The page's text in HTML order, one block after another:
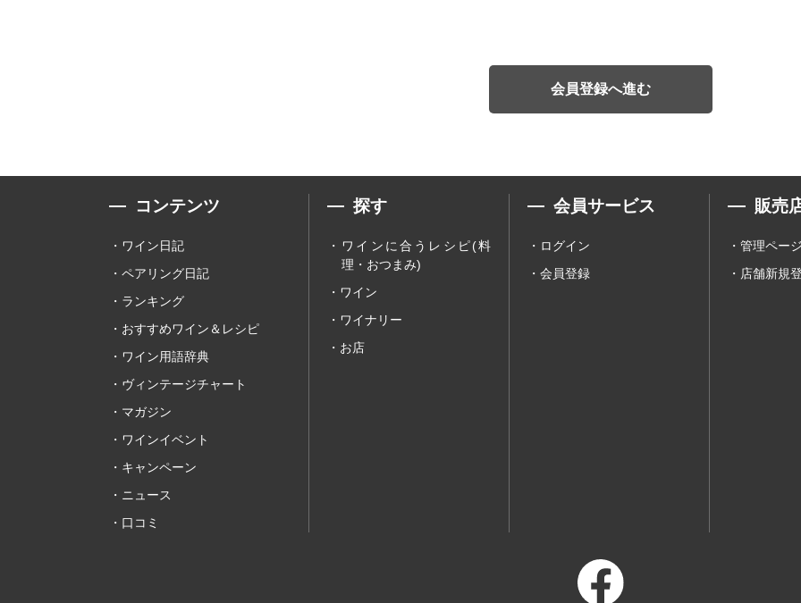
会員登録へ進む
コンテンツ
ワイン日記
ペアリング日記
ランキング
おすすめワイン＆レシピ
ワイン用語辞典
ヴィンテージチャート
マガジン
ワインイベント
キャンペーン
ニュース
口コミ
探す
ワインに合うレシピ(料
理・おつまみ)
ワイン
ワイナリー
お店
会員サービス
ログイン
会員登録
販売
管理ペー
店舗新規